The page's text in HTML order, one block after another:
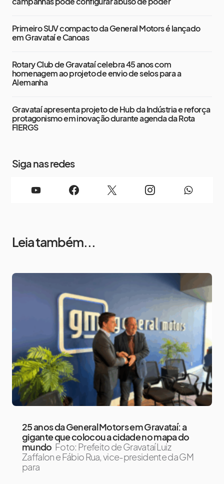
Primeiro SUV compacto da General Motors é lançado
em Gravataí e Canoas
Rotary Club de Gravataí celebra 45 anos com
homenagem ao projeto de envio de selos para a
Alemanha
Gravataí apresenta projeto de Hub da Indústria e reforça
protagonismo em inovação durante agenda da Rota
FIERGS
Siga nas redes
Leia também...
25 anos da General Motors em Gravataí: a
gigante que colocou a cidade no mapa do
mundo Foto: Prefeito de Gravataí Luiz
Zaffalon e Fábio Rua, vice-presidente da GM
para